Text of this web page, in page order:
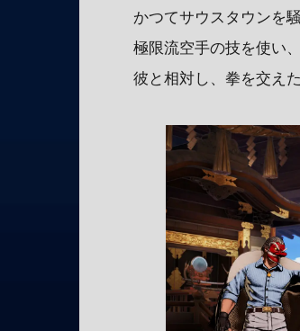
かつてサウスタウンを
極限流空手の技を使い
彼と相対し、拳を交え